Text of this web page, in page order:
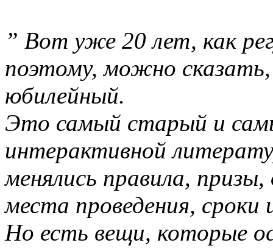
” Вот уже 20 лет, как
поэтому, можно
юбилейный.
Это самый старый и
интерактивной
менялись правила,
места проведения, сроки
Но есть вещи, которые